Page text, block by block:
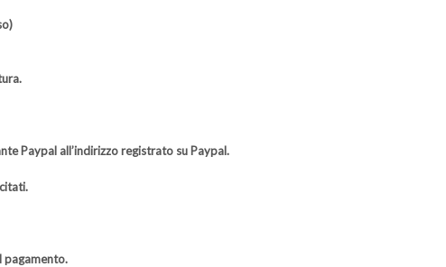
Paypal all’indirizzo registrato su Paypal.
pagamento.